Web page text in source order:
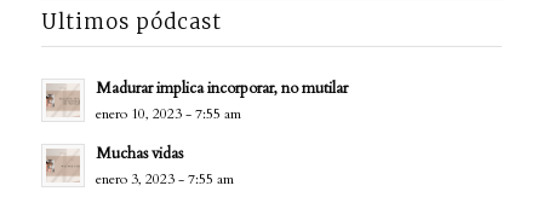
Ultimos pódcast
Madurar implica incorporar, no mutilar
enero 10, 2023 - 7:55 am
Muchas vidas
enero 3, 2023 - 7:55 am